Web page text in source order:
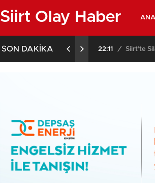
Siirt Olay Haber
SON DAKİKA 02:02 / Siirt’te